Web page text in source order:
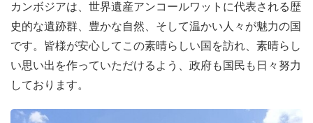
カンボジアは、世界遺産アンコールワットに代表される歴
史的な遺跡群、豊かな自然、そして温かい人々が魅力の国
です。皆様が安心してこの素晴らしい国を訪れ、素晴らし
い思い出を作っていただけるよう、政府も国民も日々努力
しております。